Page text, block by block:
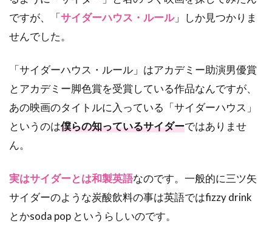
ですが、「サイダーハウス・ルール」しか見つかりま
せんでした。
「サイダーハウス・ルール」はアカデミー助演男優賞
とアカデミー脚色賞を受賞している作品なんですが、
あの映画のタイトルに入っている「サイダーハウス」
というのは僕らの知っているサイダーではありませ
ん。
実はサイダーとは和製英語なのです。一般的に三ツ矢
サイダーのような炭酸飲料の事は英語ではfizzy drink
とかsoda pop というらしいのです。